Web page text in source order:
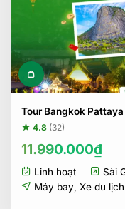
Tour Bangkok
★ 4.8 (32)
11.990.000₫
Linh hoạt Sài
Máy bay Xe du lịch